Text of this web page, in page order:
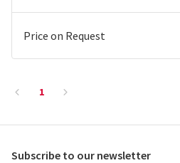
Price on Request
1
Subscribe to our newsletter